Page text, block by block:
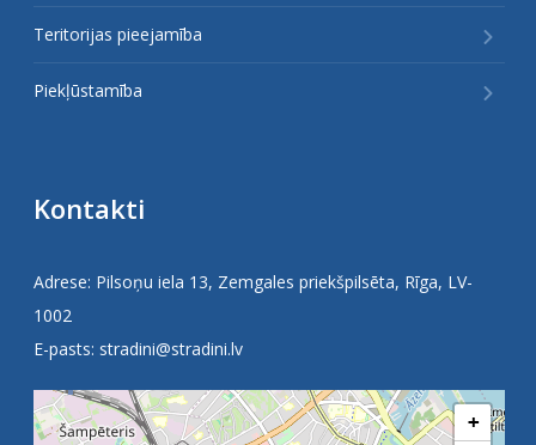
Teritorijas pieejamība
Piekļūstamība
Kontakti
Adrese: Pilsoņu iela 13, Zemgales priekšpilsēta, Rīga, LV-
1002
E-pasts: stradini@stradini.lv
+